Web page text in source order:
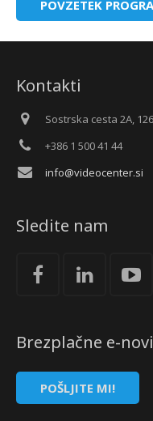
POVZETEK
Kontakti
Sostrska cesta 2A,
+386 1 500 41 44
info@videocenter.si
Sledite nam
Brezplačne e-
POŠLJITE MI!